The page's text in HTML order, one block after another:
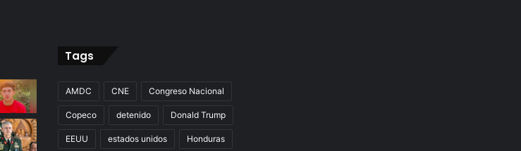
Tags
AMDC CNE Congreso Nacional
Copeco detenido Donald Trump
EEUU estados unidos Honduras